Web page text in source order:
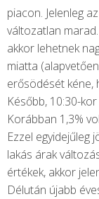
piacon. Jelenleg
változatlan
akkor lehetnek
miatta
erősödését kéne,
Később, 10:30-
Korábban 1,3%
Ezzel egyidejűleg
lakás árak
értékek, akkor
Délután újabb